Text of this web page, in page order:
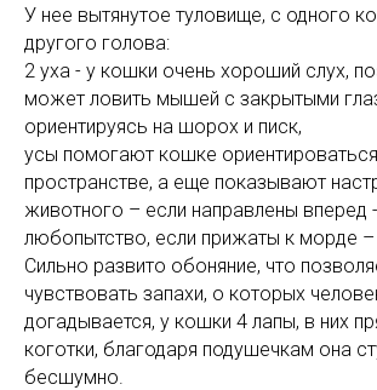
У нее вытянутое туловище, с одного
другого голова:
2 уха - у кошки очень хороший слух,
может ловить мышей с закрытыми
ориентируясь на шорох и писк,
усы помогают кошке
пространстве, а еще показывают
животного – если направлены вперед
любопытство, если прижаты к морде
Сильно развито обоняние, что
чувствовать запахи, о которых
догадывается, у кошки 4 лапы, в них
коготки, благодаря подушечкам она
бесшумно.